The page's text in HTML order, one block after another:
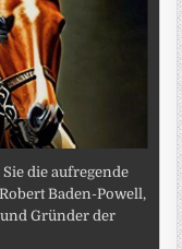
die aufregende
Baden-Powell,
Gründer der